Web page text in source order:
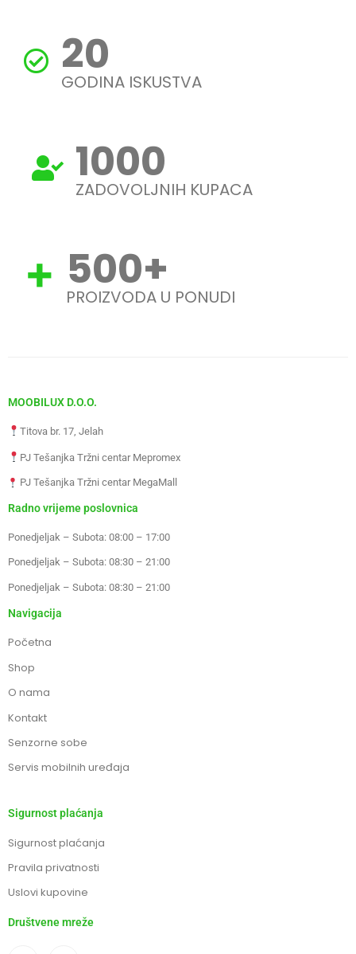
20
GODINA ISKUSTVA
1000
ZADOVOLJNIH KUPACA
500+
PROIZVODA U PONUDI
MOOBILUX D.O.O.
Titova br. 17, Jelah
PJ Tešanjka Tržni centar Mepromex
PJ Tešanjka Tržni centar MegaMall
Radno vrijeme poslovnica
Ponedjeljak – Subota: 08:00 – 17:00
Ponedjeljak – Subota: 08:30 – 21:00
Ponedjeljak – Subota: 08:30 – 21:00
Navigacija
Početna
Shop
O nama
Kontakt
Senzorne sobe
Servis mobilnih uređaja
Sigurnost plaćanja
Sigurnost plaćanja
Pravila privatnosti
Uslovi kupovine
Društvene mreže